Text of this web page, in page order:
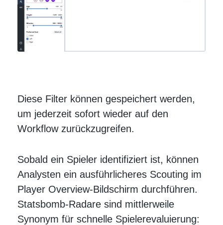
Diese Filter können gespeichert werden,
um jederzeit sofort wieder auf den
Workflow zurückzugreifen.
Sobald ein Spieler identifiziert ist, können
Analysten ein ausführlicheres Scouting im
Player Overview-Bildschirm durchführen.
Statsbomb-Radare sind mittlerweile
Synonym für schnelle Spielerevaluierung: